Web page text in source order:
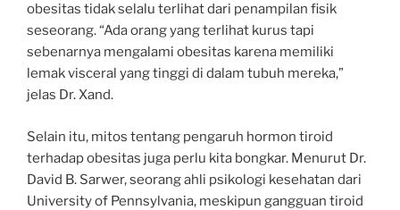
obesitas tidak selalu terlihat dari penampilan fisik
seseorang. “Ada orang yang terlihat kurus tapi
sebenarnya mengalami obesitas karena memiliki
lemak visceral yang tinggi di dalam tubuh mereka,”
jelas Dr. Xand.
Selain itu, mitos tentang pengaruh hormon tiroid
terhadap obesitas juga perlu kita bongkar. Menurut Dr.
David B. Sarwer, seorang ahli psikologi kesehatan dari
University of Pennsylvania, meskipun gangguan tiroid